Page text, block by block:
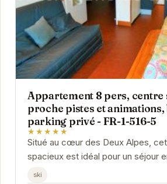
Appartement 8 pers, centre
proche pistes et
parking privé - FR-1-516-5
★★★★★
Situé au cœur des Deux Alpes,
spacieux est idéal pour un séjour
entre amis. Proche des pistes de
ski